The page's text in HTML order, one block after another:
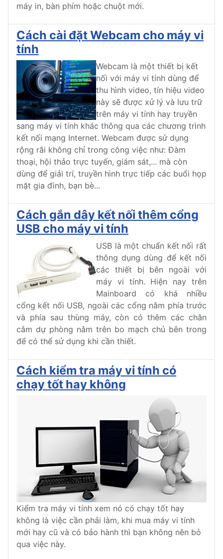
máy in, bàn phím hoặc chuột mới.
Cách cài đặt Webcam cho máy vi
tính
Webcam là một thiết bị kết
nối với máy vi tính dùng để
thu hình video, tín hiệu video
này sẽ được xử lý và lưu trữ
trên máy vi tính hay truyền
sang máy vi tính khác thông qua các chương trình
kết nối mạng Internet. Webcam được sử dụng
rộng rãi không chỉ trong công việc như: Đàm
thoại, hội thảo trực tuyến, giám sát,... mà còn
dùng để giải trí, truyền hình trực tiếp các buổi họp
mặt gia đình, bạn bè...
Cách gắn dây kết nối thêm cổng
USB cho máy vi tính
USB là một chuẩn kết nối rất
thông dụng dùng để kết nối
các thiết bị bên ngoài với
máy vi tính. Hiện nay trên
Mainboard có khá nhiều
cổng kết nối USB, ngoài các cổng nằm phía trước
và phía sau thùng máy, còn có thêm các chân
cắm dự phòng nằm trên bo mạch chủ bên trong
để có thể sử dụng khi cần thiết.
Cách kiểm tra máy vi tính có
chạy tốt hay không
Kiểm tra máy vi tính xem nó có chạy tốt hay
không là việc cần phải làm, khi mua máy vi tính
mới hay cũ và có bảo hành thì bạn không nên bỏ
qua việc này.